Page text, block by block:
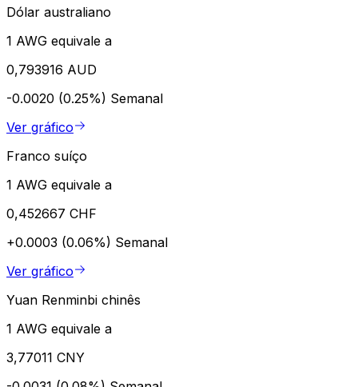
Dólar australiano
1 AWG equivale a
0,793916 AUD
-0.0020 (0.25%) Semanal
Ver gráfico
Franco suíço
1 AWG equivale a
0,452667 CHF
+0.0003 (0.06%) Semanal
Ver gráfico
Yuan Renminbi chinês
1 AWG equivale a
3,77011 CNY